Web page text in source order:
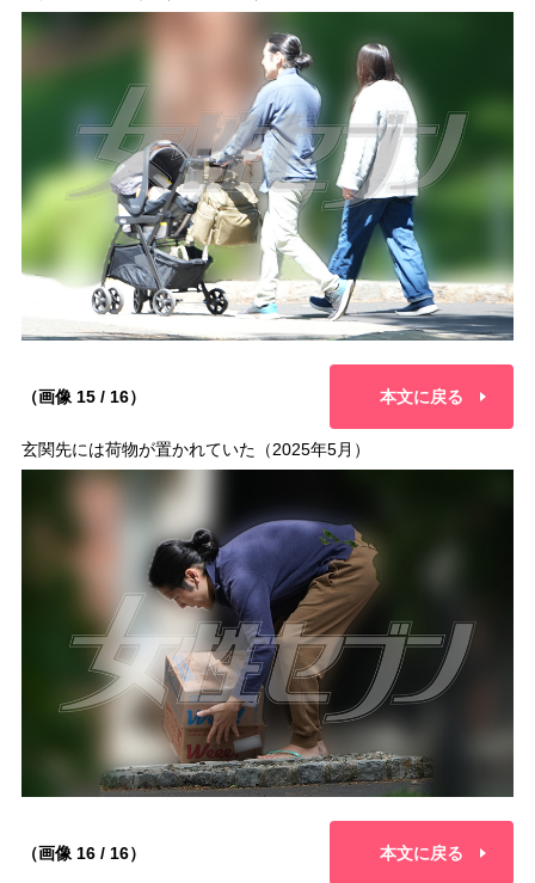
（画像 15 / 16） 本文に戻る
玄関先には荷物が置かれていた（2025年5月）
（画像 16 / 16） 本文に戻る